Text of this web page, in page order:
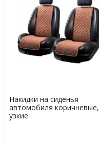
Накидки на сиденья
автомобиля коричневые,
узкие